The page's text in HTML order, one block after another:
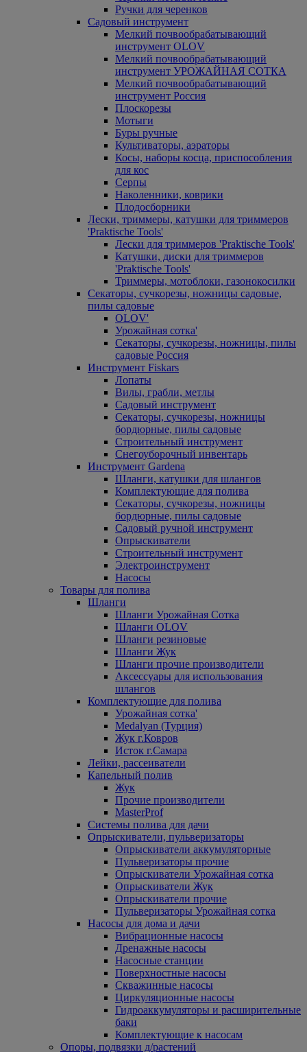
Ручки для черенков
Садовый инструмент
Мелкий почвообрабатывающий
инструмент OLOV
Мелкий почвообрабатывающий
инструмент УРОЖАЙНАЯ СОТКА
Мелкий почвообрабатывающий
инструмент Россия
Плоскорезы
Мотыги
Буры ручные
Культиваторы, аэраторы
Косы, наборы косца, приспособления
для кос
Серпы
Наколенники, коврики
Плодосборники
Лески, триммеры, катушки для триммеров
'Praktische Tools'
Лески для триммеров 'Praktische Tools'
Катушки, диски для триммеров
'Praktische Tools'
Триммеры, мотоблоки, газонокосилки
Секаторы, сучкорезы, ножницы садовые,
пилы садовые
OLOV'
Урожайная сотка'
Секаторы, сучкорезы, ножницы, пилы
садовые Россия
Инструмент Fiskars
Лопаты
Вилы, грабли, метлы
Садовый инструмент
Секаторы, сучкорезы, ножницы
бордюрные, пилы садовые
Строительный инструмент
Снегоуборочный инвентарь
Инструмент Gardena
Шланги, катушки для шлангов
Комплектующие для полива
Секаторы, сучкорезы, ножницы
бордюрные, пилы садовые
Садовый ручной инструмент
Опрыскиватели
Строительный инструмент
Электроинструмент
Насосы
Товары для полива
Шланги
Шланги Урожайная Сотка
Шланги OLOV
Шланги резиновые
Шланги Жук
Шланги прочие производители
Аксессуары для использования
шлангов
Комплектующие для полива
Урожайная сотка'
Medalyan (Турция)
Жук г.Ковров
Исток г.Самара
Лейки, рассеиватели
Капельный полив
Жук
Прочие производители
MasterProf
Системы полива для дачи
Опрыскиватели, пульверизаторы
Опрыскиватели аккумуляторные
Пульверизаторы прочие
Опрыскиватели Урожайная сотка
Опрыскиватели Жук
Опрыскиватели прочие
Пульверизаторы Урожайная сотка
Насосы для дома и дачи
Вибрационные насосы
Дренажные насосы
Насосные станции
Поверхностные насосы
Скважинные насосы
Циркуляционные насосы
Гидроаккумуляторы и расширительные
баки
Комплектующие к насосам
Опоры, подвязки д/растений